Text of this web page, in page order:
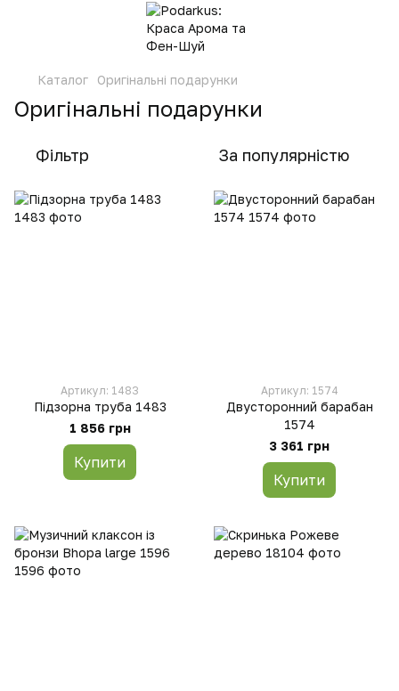
Каталог Оригінальні подарунки
Оригінальні подарунки
Фільтр За популярністю
Артикул: 1483
Підзорна труба 1483
1 856 грн
Купити
Артикул: 1574
Двусторонний барабан
1574
3 361 грн
Купити